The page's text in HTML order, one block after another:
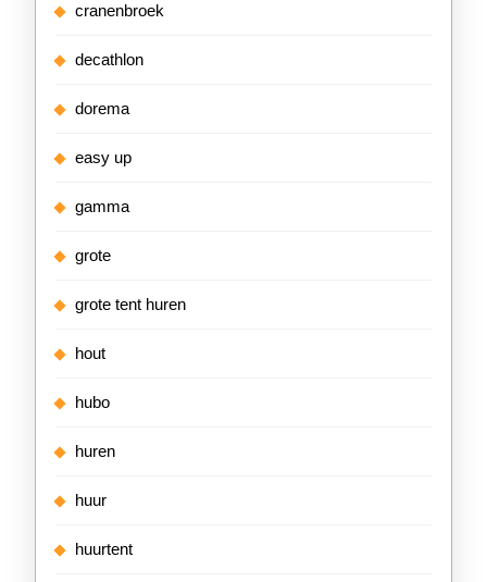
cranenbroek
decathlon
dorema
easy up
gamma
grote
grote tent huren
hout
hubo
huren
huur
huurtent